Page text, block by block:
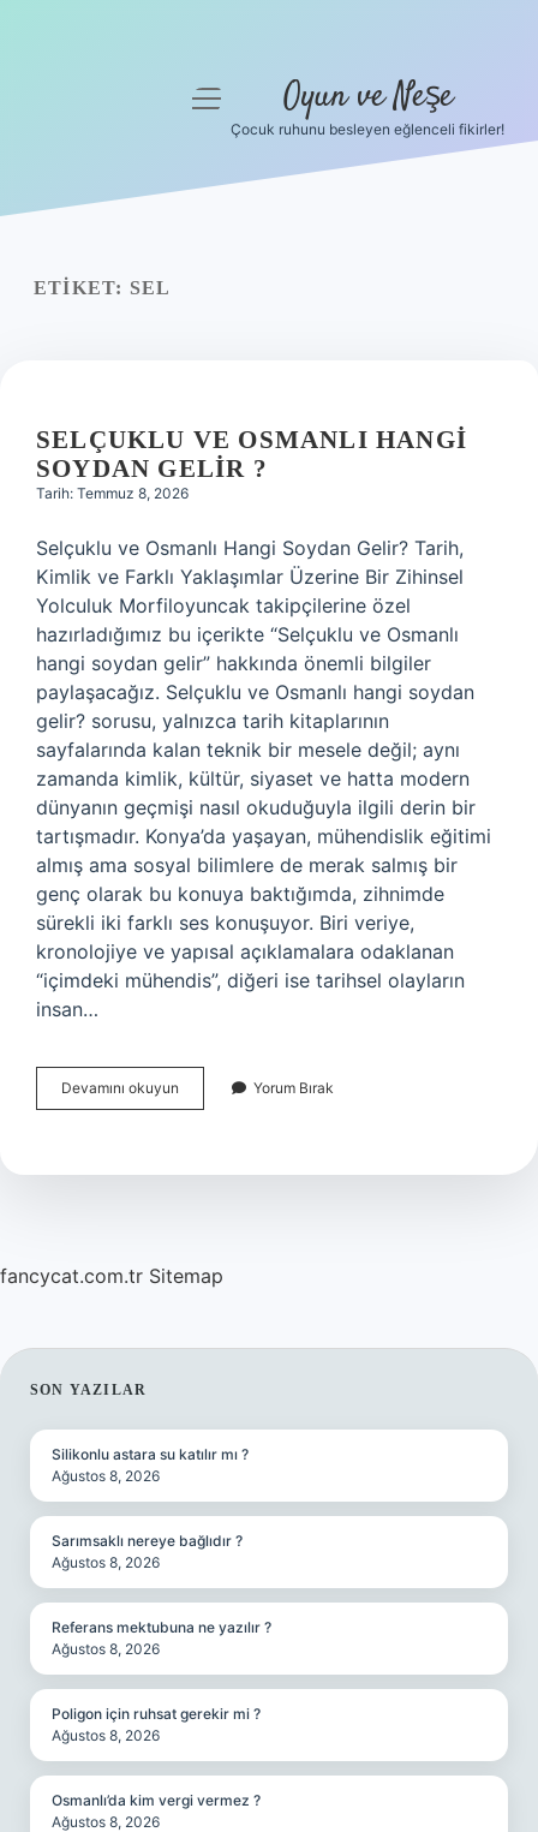
Yasal Uyarı
menüyü
Oyun ve Neşe
Çocuk ruhunu besleyen eğlenceli fikirler!
ETIKET: SEL
SELÇUKLU VE OSMANLI HANGI
SOYDAN GELIR ?
Tarih: Temmuz 8, 2026
Selçuklu ve Osmanlı Hangi Soydan Gelir? Tarih,
Kimlik ve Farklı Yaklaşımlar Üzerine Bir Zihinsel
Yolculuk Morfiloyuncak takipçilerine özel
hazırladığımız bu içerikte “Selçuklu ve Osmanlı
hangi soydan gelir” hakkında önemli bilgiler
paylaşacağız. Selçuklu ve Osmanlı hangi soydan
gelir? sorusu, yalnızca tarih kitaplarının
sayfalarında kalan teknik bir mesele değil; aynı
zamanda kimlik, kültür, siyaset ve hatta modern
dünyanın geçmişi nasıl okuduğuyla ilgili derin bir
tartışmadır. Konya’da yaşayan, mühendislik eğitimi
almış ama sosyal bilimlere de merak salmış bir
genç olarak bu konuya baktığımda, zihnimde
sürekli iki farklı ses konuşuyor. Biri veriye,
kronolojiye ve yapısal açıklamalara odaklanan
“içimdeki mühendis”, diğeri ise tarihsel olayların
insan…
Devamını okuyun Selçuklu
ve
soydan
Yorum Bırak
fancycat.com.tr Sitemap
SIDEBAR
SON YAZILAR
Silikonlu astara su katılır mı ?
Ağustos 8, 2026
Sarımsaklı nereye bağlıdır ?
Ağustos 8, 2026
Referans mektubuna ne yazılır ?
Ağustos 8, 2026
Poligon için ruhsat gerekir mi ?
Ağustos 8, 2026
Osmanlı’da kim vergi vermez ?
Ağustos 8, 2026